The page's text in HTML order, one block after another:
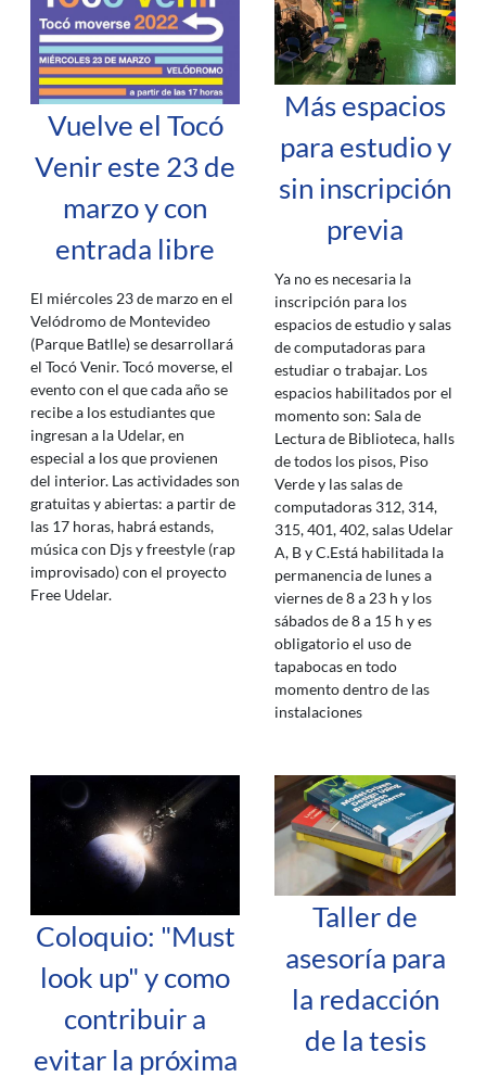
Vuelve el Tocó
Venir este 23 de
marzo y con
entrada libre
El miércoles 23 de marzo en el
Velódromo de Montevideo
(Parque Batlle) se desarrollará
el Tocó Venir. Tocó moverse, el
evento con el que cada año se
recibe a los estudiantes que
ingresan a la Udelar, en
especial a los que provienen
del interior. Las actividades son
gratuitas y abiertas: a partir de
las 17 horas, habrá estands,
música con Djs y freestyle (rap
improvisado) con el proyecto
Free Udelar.
Más espacios
para estudio y
sin inscripción
previa
Ya no es necesaria la
inscripción para los
espacios de estudio y salas
de computadoras para
estudiar o trabajar. Los
espacios habilitados por el
momento son: Sala de
Lectura de Biblioteca, halls
de todos los pisos, Piso
Verde y las salas de
computadoras 312, 314,
315, 401, 402, salas Udelar
A, B y C.Está habilitada la
permanencia de lunes a
viernes de 8 a 23 h y los
sábados de 8 a 15 h y es
obligatorio el uso de
tapabocas en todo
momento dentro de las
instalaciones
Coloquio: "Must
look up" y como
contribuir a
evitar la próxima
Taller de
asesoría para
la redacción
de la tesis